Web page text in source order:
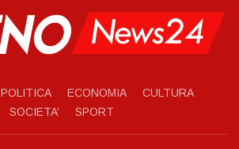
POLITICA ECONOMIA
CULTURA
SOCIETA’
SPORT